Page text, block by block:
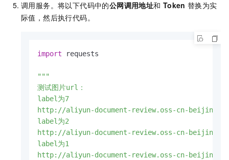
调用服务。将以下代码中的公网调用地址和 Token 替换为实
际值，然后执行代码。
import requests
"""
测试图片url：
label为7
http://aliyun-document-review.oss-cn-
label为2
http://aliyun-document-review.oss-cn-
label为1
http://aliyun-document-review.oss-cn-